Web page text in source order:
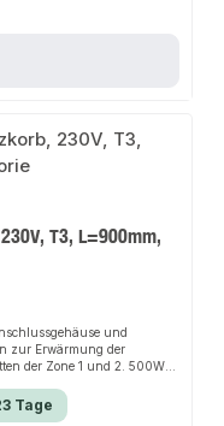
T3, L=900mm,
und
zur Erwärmung der
der Zone 1 und 2. 500W
Fachbetrieb
Tage